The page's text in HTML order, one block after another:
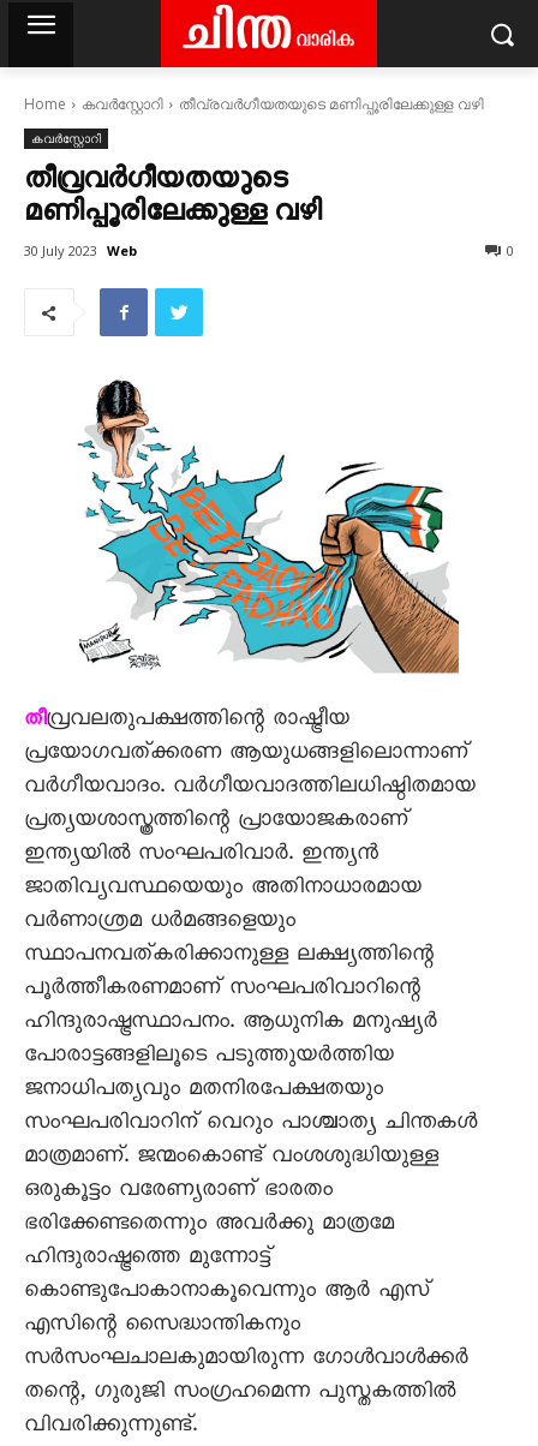
Home കവര്‍സ്റ്റോറി തീവ്രവർഗീയതയുടെ മണിപ്പൂരിലേക്കുള്ള വഴി
കവര്‍സ്റ്റോറി
തീവ്രവർഗീയതയുടെ
മണിപ്പൂരിലേക്കുള്ള വഴി
30 July 2023 Web 0
തീവ്രവലതുപക്ഷത്തിന്റെ രാഷ്ട്രീയ
പ്രയോഗവത്ക്കരണ ആയുധങ്ങളിലൊന്നാണ്
വർഗീയവാദം. വർഗീയവാദത്തിലധിഷ്ഠിതമായ
പ്രത്യയശാസ്ത്രത്തിന്റെ പ്രായോജകരാണ്
ഇന്ത്യയിൽ സംഘപരിവാർ. ഇന്ത്യൻ
ജാതിവ്യവസ്ഥയെയും അതിനാധാരമായ
വർണാശ്രമ ധർമങ്ങളെയും
സ്ഥാപനവത്കരിക്കാനുള്ള ലക്ഷ്യത്തിന്റെ
പൂർത്തീകരണമാണ് സംഘപരിവാറിന്റെ
ഹിന്ദുരാഷ്ട്രസ്ഥാപനം. ആധുനിക മനുഷ്യർ
പോരാട്ടങ്ങളിലൂടെ പടുത്തുയർത്തിയ
ജനാധിപത്യവും മതനിരപേക്ഷതയും
സംഘപരിവാറിന് വെറും പാശ്ചാത്യ ചിന്തകൾ
മാത്രമാണ്. ജന്മംകൊണ്ട് വംശശുദ്ധിയുള്ള
ഒരുകൂട്ടം വരേണ്യരാണ് ഭാരതം
ഭരിക്കേണ്ടതെന്നും അവർക്കു മാത്രമേ
ഹിന്ദുരാഷ്ട്രത്തെ മുന്നോട്ട്
കൊണ്ടുപോകാനാകൂവെന്നും ആർ എസ്
എസിന്റെ സൈദ്ധാന്തികനും
സർസംഘചാലകുമായിരുന്ന ഗോൾവാൾക്കർ
തന്റെ, ഗുരുജി സംഗ്രഹമെന്ന പുസ്തകത്തിൽ
വിവരിക്കുന്നുണ്ട്.